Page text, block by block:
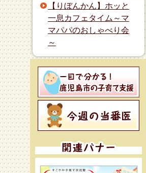
【りぼんかん】ホッと
一息カフェタイム～マ
マパパのおしゃべり会
～